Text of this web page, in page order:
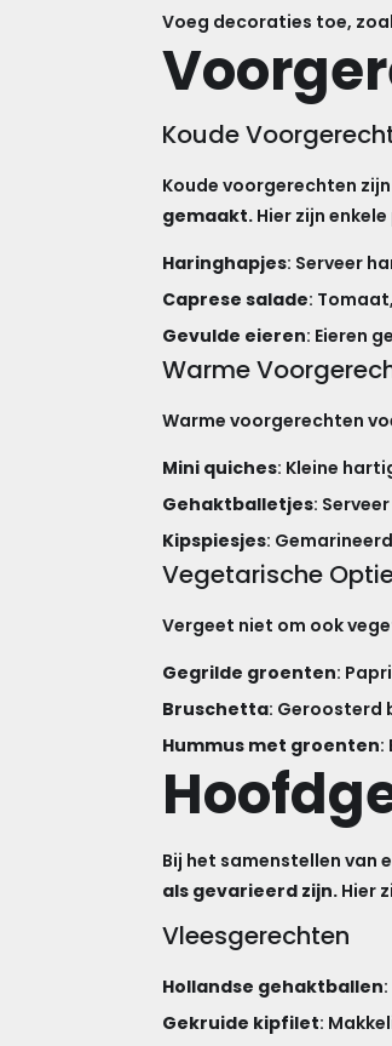
Voeg decoraties toe,
Koude
Koude voorgerechten
gemaakt. Hier zijn
Haringhapjes: Serveer
Caprese salade:
Gevulde eieren: Eieren
Warme
Warme voorgerechten
Mini quiches: Kleine
Gehaktballetjes:
Kipspiesjes:
Vegetarische
Vergeet niet om ook
Gegrilde groenten:
Bruschetta: Geroosterd
Hummus met groenten:
Bij het samenstellen van
als gevarieerd zijn. Hier
Vleesgerechten
Hollandse gehaktballen
Gekruide kipfilet: